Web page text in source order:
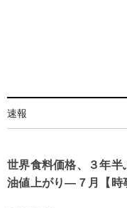
速報
世界食料価格、３年
油値上がり―７月【時